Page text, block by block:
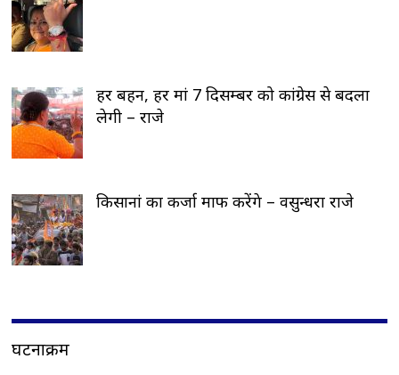
हर बहन, हर मां 7 दिसम्बर को कांग्रेस से बदला
लेगी – राजे
किसानां का कर्जा माफ करेंगे – वसुन्धरा राजे
घटनाक्रम